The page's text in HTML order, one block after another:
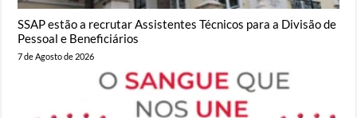
SSAP estão a recrutar Assistentes Técnicos para a Divisão de
Pessoal e Beneficiários
7 de Agosto de 2026